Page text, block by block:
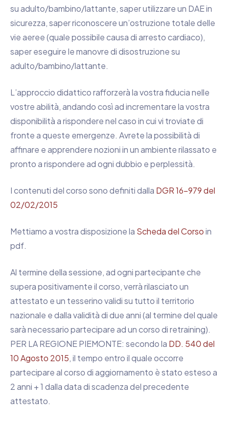
su adulto/bambino/lattante, saper utilizzare un DAE in
sicurezza, saper riconoscere un’ostruzione totale delle
vie aeree (quale possibile causa di arresto cardiaco),
saper eseguire le manovre di disostruzione su
adulto/bambino/lattante.
L’approccio didattico rafforzerà la vostra fiducia nelle
vostre abilità, andando così ad incrementare la vostra
disponibilità a rispondere nel caso in cui vi troviate di
fronte a queste emergenze. Avrete la possibilità di
affinare e apprendere nozioni in un ambiente rilassato e
pronto a rispondere ad ogni dubbio e perplessità.
I contenuti del corso sono definiti dalla DGR 16-979 del
02/02/2015
Mettiamo a vostra disposizione la Scheda del Corsoin
pdf.
Al termine della sessione, ad ogni partecipante che
supera positivamente il corso, verrà rilasciato un
attestato e un tesserino validi su tutto il territorio
nazionale e dalla validità di due anni (al termine del quale
sarà necessario partecipare ad un corso di retraining).
PER LA REGIONE PIEMONTE: secondo la DD. 540 del
10 Agosto 2015, il tempo entro il quale occorre
partecipare al corso di aggiornamento è stato esteso a
2 anni + 1 dalla data di scadenza del precedente
attestato.